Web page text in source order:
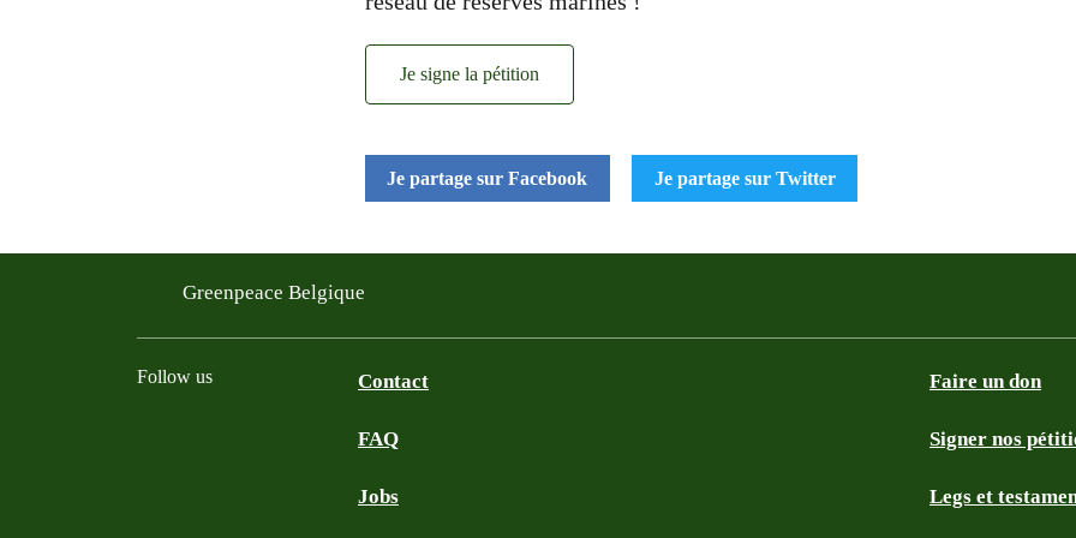
Je signe la pétition
Je partage sur Facebook Je partage sur Twitter
Greenpeace Belgique
Follow us Contact
FAQ
Jobs
Faire un don
Signer nos
Legs et